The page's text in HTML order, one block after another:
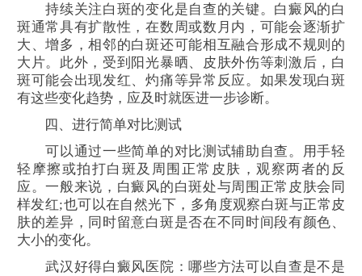
持续关注白斑的变化是自查的关键。白癜风的白
斑通常具有扩散性，在数周或数月内，可能会逐渐扩
大、增多，相邻的白斑还可能相互融合形成不规则的
大片。此外，受到阳光暴晒、皮肤外伤等刺激后，白
斑可能会出现发红、灼痛等异常反应。如果发现白斑
有这些变化趋势，应及时就医进一步诊断。
四、进行简单对比测试
可以通过一些简单的对比测试辅助自查。用手轻
轻摩擦或拍打白斑及周围正常皮肤，观察两者的反
应。一般来说，白癜风的白斑处与周围正常皮肤会同
样发红;也可以在自然光下，多角度观察白斑与正常皮
肤的差异，同时留意白斑是否在不同时间段有颜色、
大小的变化。
武汉好得白癜风医院：哪些方法可以自查是不是